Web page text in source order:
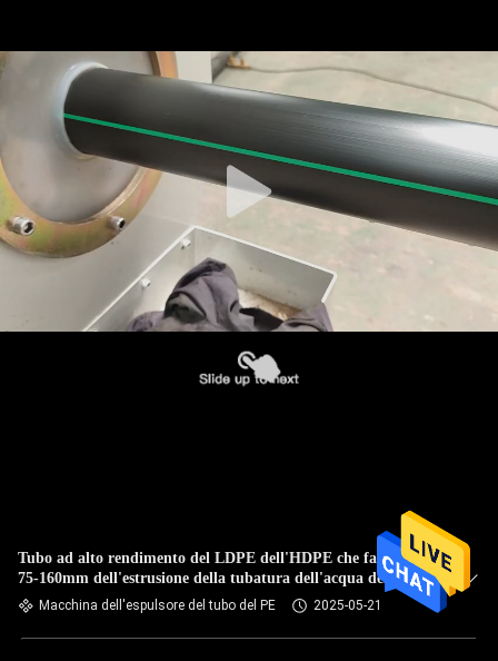
Tubo ad alto rendimento del LDPE dell'HDPE che fa la linea
75-160mm dell'estrusione della tubatura dell'acqua della
macchina
Macchina dell'espulsore del tubo del PE 2025-05-21